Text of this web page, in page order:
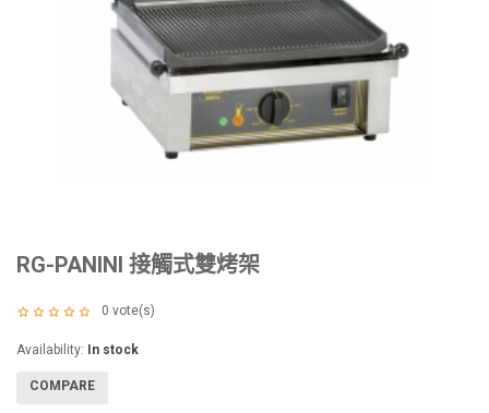
RG-PANINI 接觸式雙烤架
0 vote(s)
Availability: In stock
COMPARE